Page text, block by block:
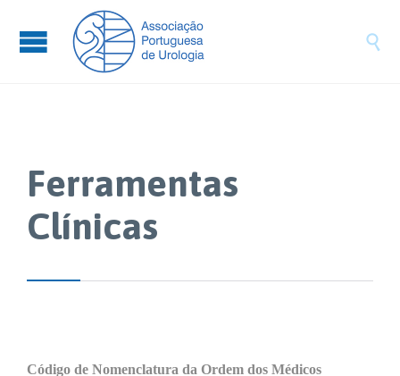

Ferramentas
Clínicas
Código de Nomenclatura da Ordem dos Médicos